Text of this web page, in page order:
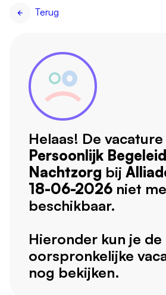
Terug
Helaas! De vacature
Persoonlijk
Nachtzorg bij
18-06-2026 niet
beschikbaar.
Hieronder kun je de
oorspronkelijke
nog bekijken.